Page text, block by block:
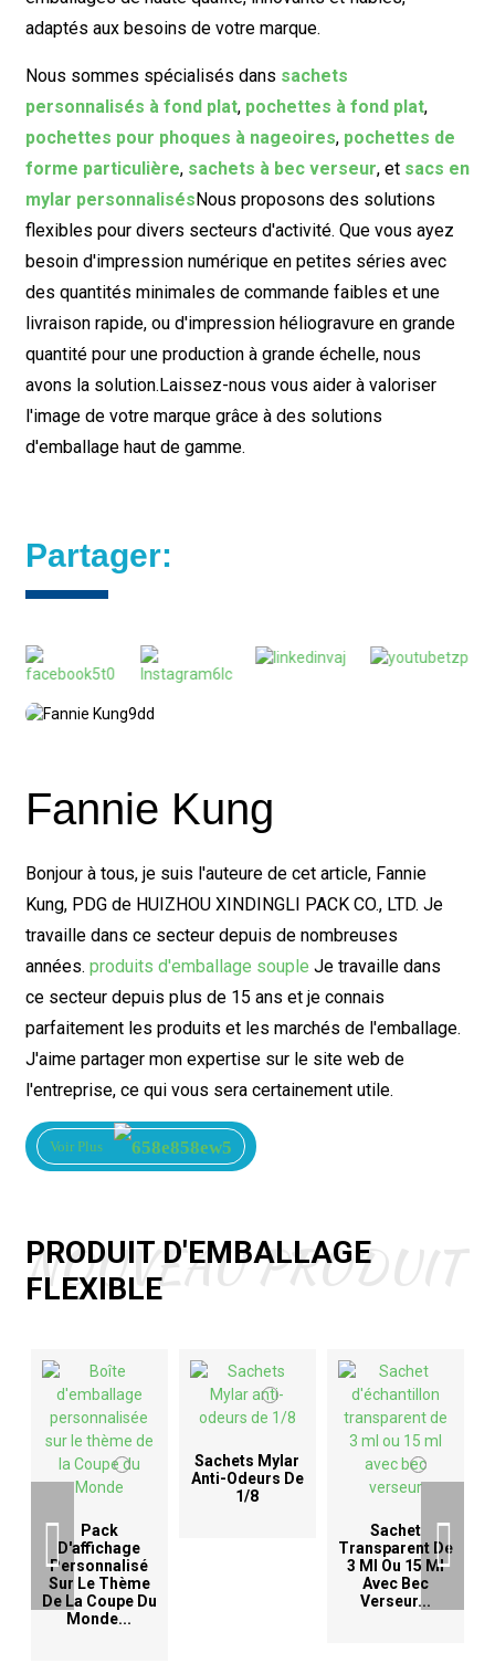
adaptés aux besoins de votre marque.
Nous sommes spécialisés dans sachets
personnalisés à fond plat, pochettes à fond plat,
pochettes pour phoques à nageoires, pochettes de
forme particulière, sachets à bec verseur, et sacs en
mylar personnalisésNous proposons des solutions
flexibles pour divers secteurs d'activité. Que vous ayez
besoin d'impression numérique en petites séries avec
des quantités minimales de commande faibles et une
livraison rapide, ou d'impression héliogravure en grande
quantité pour une production à grande échelle, nous
avons la solution.Laissez-nous vous aider à valoriser
l'image de votre marque grâce à des solutions
d'emballage haut de gamme.
Partager:
Fannie Kung
Bonjour à tous, je suis l'auteure de cet article, Fannie
Kung, PDG de HUIZHOU XINDINGLI PACK CO., LTD. Je
travaille dans ce secteur depuis de nombreuses
années. produits d'emballage souple Je travaille dans
ce secteur depuis plus de 15 ans et je connais
parfaitement les produits et les marchés de l'emballage.
J'aime partager mon expertise sur le site web de
l'entreprise, ce qui vous sera certainement utile.
Voir Plus
PRODUIT D'EMBALLAGE
FLEXIBLE
NOUVEAU PRODUIT
Pack
D'affichage
Personnalisé
Sur Le Thème
De La Coupe Du
Monde...
Sachets Mylar
Anti-Odeurs De
1/8
Sachet
Transparent De
3 Ml Ou 15 Ml
Avec Bec
Verseur...